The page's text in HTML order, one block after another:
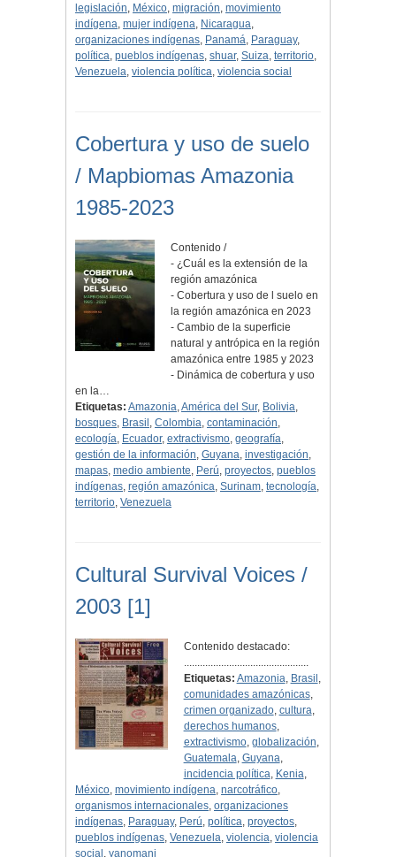
legislación, México, migración, movimiento
indígena, mujer indígena, Nicaragua,
organizaciones indígenas, Panamá, Paraguay,
política, pueblos indígenas, shuar, Suiza, territorio,
Venezuela, violencia política, violencia social
Cobertura y uso de suelo
/ Mapbiomas Amazonia
1985-2023
Contenido /
- ¿Cuál es la extensión de la
región amazónica
- Cobertura y uso de l suelo en
la región amazónica en 2023
- Cambio de la superficie
natural y antrópica en la región
amazónica entre 1985 y 2023
- Dinámica de cobertura y uso
en la…
Etiquetas: Amazonia,América del Sur, Bolivia,
bosques, Brasil , Colombia, contaminación,
ecología, Ecuador, extractivismo, geografía,
gestión de la información, Guyana, investigación,
mapas, medio ambiente, Perú, proyectos, pueblos
indígenas, región amazónica, Surinam, tecnología,
territorio, Venezuela
Cultural Survival Voices /
2003 [1]
Contenido destacado:
...............................................
Etiquetas: Amazonia, Brasil ,
comunidades amazónicas,
crimen organizado, cultura,
derechos humanos,
extractivismo, globalización,
Guatemala, Guyana,
incidencia política, Kenia,
México, movimiento indígena, narcotráfico,
organismos internacionales, organizaciones
indígenas, Paraguay, Perú, política, proyectos,
pueblos indígenas, Venezuela, violencia, violencia
social , yanomani